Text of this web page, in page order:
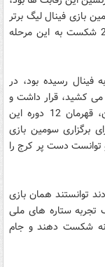
بازی فینال لیگ برتر
راه پیدا کرده و کاله مازندران هم با 3 پیروزی و 2 شکست به این مرحله
فینال رسیده بود، در
کشید، قرار داشت و
مازندرانی ها هم پس از پیش رو برداشتن پیکان، قهرمان 12 دوره این
برگزاری سومین بازی
توانست دست پر کرج را
توانستند همان بازی
تجربه ستاره های ملی
شکست دهند و جام